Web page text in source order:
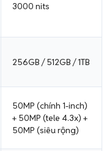
3000 nits
256GB / 512GB / 1TB
50MP (chính 1-inch)
+ 50MP (tele 4.3x) +
50MP (siêu rộng)